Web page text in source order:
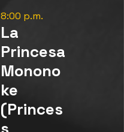
8:00 p.m.
La
Princesa
Monono
ke
(Princes